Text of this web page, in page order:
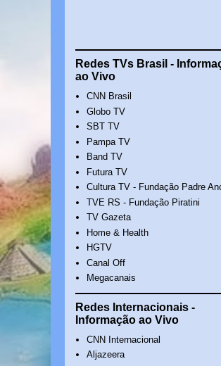
Redes TVs Brasil -
ao Vivo
CNN Brasil
Globo TV
SBT TV
Pampa TV
Band TV
Futura TV
Cultura TV - Fundação Padre
TVE RS - Fundação Piratini
TV Gazeta
Home & Health
HGTV
Canal Off
Megacanais
Redes Internacionais -
Informação ao Vivo
CNN Internacional
Aljazeera